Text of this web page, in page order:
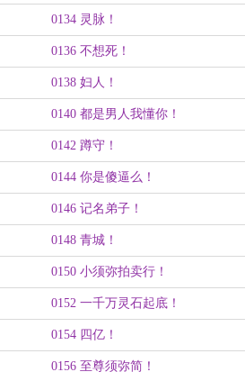
0134 灵脉！
0136 不想死！
0138 妇人！
0140 都是男人我懂你！
0142 蹲守！
0144 你是傻逼么！
0146 记名弟子！
0148 青城！
0150 小须弥拍卖行！
0152 一千万灵石起底！
0154 四亿！
0156 至尊须弥简！